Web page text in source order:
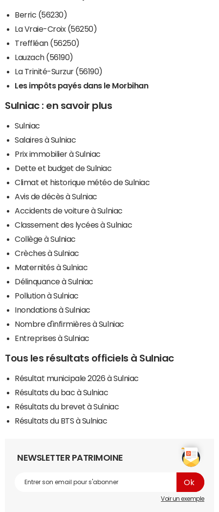
Berric (56230)
La Vraie-Croix (56250)
Treffléan (56250)
Lauzach (56190)
La Trinité-Surzur (56190)
Les impôts payés dans le Morbihan
Sulniac : en savoir plus
Sulniac
Salaires à Sulniac
Prix immobilier à Sulniac
Dette et budget de Sulniac
Climat et historique météo de Sulniac
Avis de décès à Sulniac
Accidents de voiture à Sulniac
Classement des lycées à Sulniac
Collège à Sulniac
Crèches à Sulniac
Maternités à Sulniac
Délinquance à Sulniac
Pollution à Sulniac
Inondations à Sulniac
Nombre d'infirmières à Sulniac
Entreprises à Sulniac
Tous les résultats officiels à Sulniac
Résultat municipale 2026 à Sulniac
Résultats du bac à Sulniac
Résultats du brevet à Sulniac
Résultats du BTS à Sulniac
NEWSLETTER PATRIMOINE
Voir un exemple